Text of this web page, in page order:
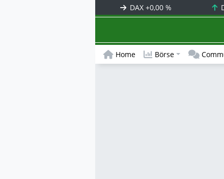
DAX +0,00 %
Home Börse